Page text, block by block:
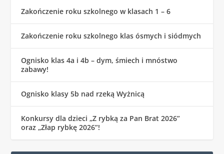
Zakończenie roku szkolnego w klasach 1 – 6
Zakończenie roku szkolnego klas ósmych i siódmych
Ognisko klas 4a i 4b – dym, śmiech i mnóstwo
zabawy!
Ognisko klasy 5b nad rzeką Wyżnicą
Konkursy dla dzieci „Z rybką za Pan Brat 2026”
oraz „Złap rybkę 2026”!